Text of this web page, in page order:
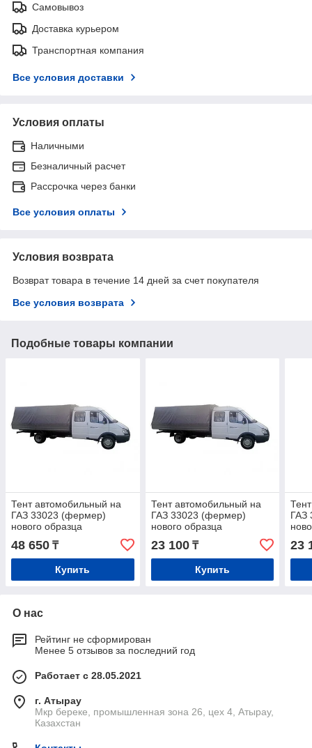
Самовывоз
Доставка курьером
Транспортная компания
Все условия доставки
Условия оплаты
Наличными
Безналичный расчет
Рассрочка через банки
Все условия оплаты
Условия возврата
Возврат товара в течение 14 дней за счет покупателя
Все условия возврата
Подобные товары компании
Тент автомобильный на
ГАЗ 33023 (фермер)
нового образца
двухсторонняя импортная
48 650 ₸
Купить
Тент автомобильный на
ГАЗ 33023 (фермер)
нового образца
двухсторонняя ткань
23 100₸
Купить
ГАЗ
23
О нас
Рейтинг не сформирован
Менее 5 отзывов за последний год
Работает с 28.05.2021
г. Атырау
Мкр береке, промышленная зона 26, цех 4, Атырау,
Казахстан